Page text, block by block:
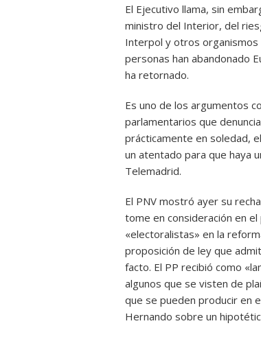
El Ejecutivo llama, sin
ministro del Interior, del
Interpol y otros organismos
personas han abandonado
ha retornado.
Es uno de los argumentos
parlamentarios que
prácticamente en soledad,
un atentado para que haya
Telemadrid.
El PNV mostró ayer su
tome en consideración en
«electoralistas» en la
proposición de ley que
facto. El PP recibió como
algunos que se visten de
que se pueden producir en
Hernando sobre un